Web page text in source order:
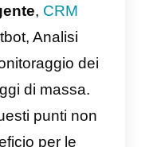
post-vendita,
prenotazioni,